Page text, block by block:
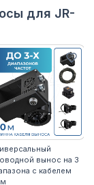
для JR-
вынос на 3
с кабелем